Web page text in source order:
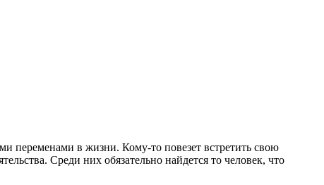
переменами в жизни. Кому-то повезет встретить свою
Среди них обязательно найдется то человек, что